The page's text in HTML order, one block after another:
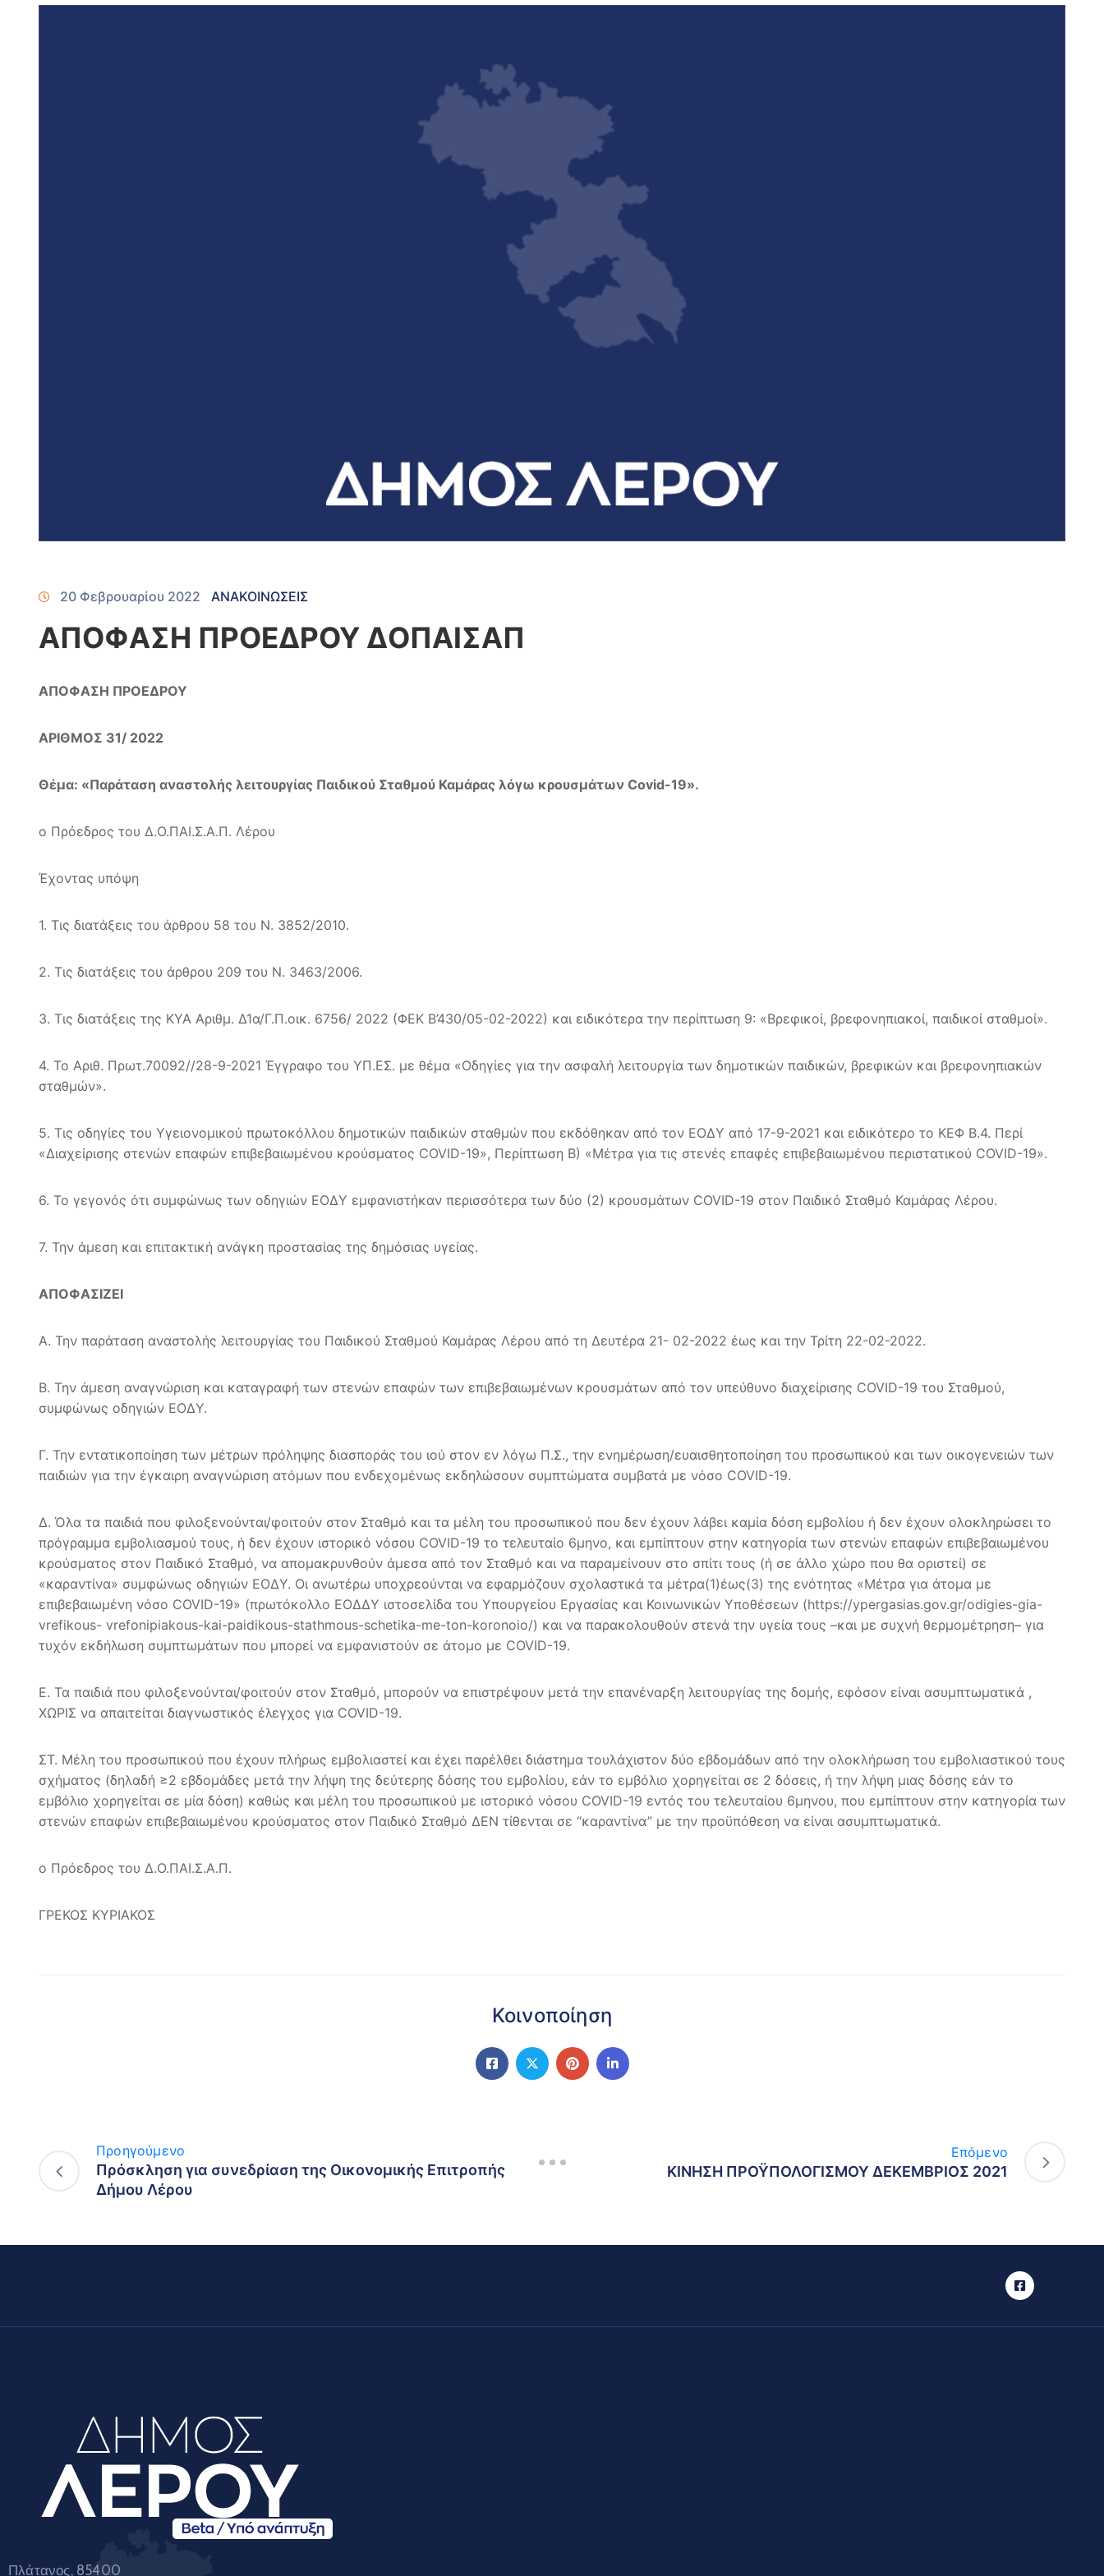
20 Φεβρουαρίου 2022 ΑΝΑΚΟΙΝΩΣΕΙΣ
ΑΠΟΦΑΣΗ ΠΡΟΕΔΡΟΥ ΔΟΠΑΙΣΑΠ
ΑΠΟΦΑΣΗ ΠΡΟΕΔΡΟΥ
ΑΡΙΘΜΟΣ 31/ 2022
Θέμα: «Παράταση αναστολής λειτουργίας Παιδικού Σταθμού Καμάρας λόγω κρουσμάτων Covid-19».
ο Πρόεδρος του Δ.Ο.ΠΑΙ.Σ.Α.Π. Λέρου
Έχοντας υπόψη
1. Τις διατάξεις του άρθρου 58 του Ν. 3852/2010.
2. Τις διατάξεις του άρθρου 209 του Ν. 3463/2006.
3. Τις διατάξεις της ΚΥΑ Αριθμ. Δ1α/Γ.Π.οικ. 6756/ 2022 (ΦΕΚ Β’430/05-02-2022) και ειδικότερα την περίπτωση 9: «Βρεφικοί, βρεφονηπιακοί, παιδικοί σταθμοί».
4. Το Αριθ. Πρωτ.70092//28-9-2021 Έγγραφο του ΥΠ.ΕΣ. με θέμα «Οδηγίες για την ασφαλή λειτουργία των δημοτικών παιδικών, βρεφικών και βρεφονηπιακών
σταθμών».
5. Τις οδηγίες του Υγειονομικού πρωτοκόλλου δημοτικών παιδικών σταθμών που εκδόθηκαν από τον ΕΟΔΥ από 17-9-2021 και ειδικότερο το ΚΕΦ Β.4. Περί
«Διαχείρισης στενών επαφών επιβεβαιωμένου κρούσματος COVID-19», Περίπτωση Β) «Μέτρα για τις στενές επαφές επιβεβαιωμένου περιστατικού COVID-19».
6. Το γεγονός ότι συμφώνως των οδηγιών ΕΟΔΥ εμφανιστήκαν περισσότερα των δύο (2) κρουσμάτων COVID-19 στον Παιδικό Σταθμό Καμάρας Λέρου.
7. Την άμεση και επιτακτική ανάγκη προστασίας της δημόσιας υγείας.
ΑΠΟΦΑΣΙΖΕΙ
Α. Την παράταση αναστολής λειτουργίας του Παιδικού Σταθμού Καμάρας Λέρου από τη Δευτέρα 21- 02-2022 έως και την Τρίτη 22-02-2022.
Β. Την άμεση αναγνώριση και καταγραφή των στενών επαφών των επιβεβαιωμένων κρουσμάτων από τον υπεύθυνο διαχείρισης COVID-19 του Σταθμού,
συμφώνως οδηγιών ΕΟΔΥ.
Γ. Την εντατικοποίηση των μέτρων πρόληψης διασποράς του ιού στον εν λόγω Π.Σ., την ενημέρωση/ευαισθητοποίηση του προσωπικού και των οικογενειών των
παιδιών για την έγκαιρη αναγνώριση ατόμων που ενδεχομένως εκδηλώσουν συμπτώματα συμβατά με νόσο COVID-19.
Δ. Όλα τα παιδιά που φιλοξενούνται/φοιτούν στον Σταθμό και τα μέλη του προσωπικού που δεν έχουν λάβει καμία δόση εμβολίου ή δεν έχουν ολοκληρώσει το
πρόγραμμα εμβολιασμού τους, ή δεν έχουν ιστορικό νόσου COVID-19 το τελευταίο 6μηνο, και εμπίπτουν στην κατηγορία των στενών επαφών επιβεβαιωμένου
κρούσματος στον Παιδικό Σταθμό, να απομακρυνθούν άμεσα από τον Σταθμό και να παραμείνουν στο σπίτι τους (ή σε άλλο χώρο που θα οριστεί) σε
«καραντίνα» συμφώνως οδηγιών ΕΟΔΥ. Οι ανωτέρω υποχρεούνται να εφαρμόζουν σχολαστικά τα μέτρα(1)έως(3) της ενότητας «Μέτρα για άτομα με
επιβεβαιωμένη νόσο COVID-19» (πρωτόκολλο ΕΟΔΔΥ ιστοσελίδα του Υπουργείου Εργασίας και Κοινωνικών Υποθέσεων (https://ypergasias.gov.gr/odigies-gia-
vrefikous- vrefonipiakous-kai-paidikous-stathmous-schetika-me-ton-koronoio/) και να παρακολουθούν στενά την υγεία τους –και με συχνή θερμομέτρηση– για
τυχόν εκδήλωση συμπτωμάτων που μπορεί να εμφανιστούν σε άτομο με COVID-19.
Ε. Τα παιδιά που φιλοξενούνται/φοιτούν στον Σταθμό, μπορούν να επιστρέψουν μετά την επανέναρξη λειτουργίας της δομής, εφόσον είναι ασυμπτωματικά ,
ΧΩΡΙΣ να απαιτείται διαγνωστικός έλεγχος για COVID-19.
ΣΤ. Μέλη του προσωπικού που έχουν πλήρως εμβολιαστεί και έχει παρέλθει διάστημα τουλάχιστον δύο εβδομάδων από την ολοκλήρωση του εμβολιαστικού τους
σχήματος (δηλαδή ≥2 εβδομάδες μετά την λήψη της δεύτερης δόσης του εμβολίου, εάν το εμβόλιο χορηγείται σε 2 δόσεις, ή την λήψη μιας δόσης εάν το
εμβόλιο χορηγείται σε μία δόση) καθώς και μέλη του προσωπικού με ιστορικό νόσου COVID-19 εντός του τελευταίου 6μηνου, που εμπίπτουν στην κατηγορία των
στενών επαφών επιβεβαιωμένου κρούσματος στον Παιδικό Σταθμό ΔΕΝ τίθενται σε “καραντίνα” με την προϋπόθεση να είναι ασυμπτωματικά.
ο Πρόεδρος του Δ.Ο.ΠΑΙ.Σ.Α.Π.
ΓΡΕΚΟΣ ΚΥΡΙΑΚΟΣ
Κοινοποίηση
Προηγούμενο
Πρόσκληση για συνεδρίαση της Οικονομικής Επιτροπής
Δήμου Λέρου
Επόμενο
ΚΙΝΗΣΗ ΠΡΟΫΠΟΛΟΓΙΣΜΟΥ ΔΕΚΕΜΒΡΙΟΣ 2021
Πλάτανος, 85400